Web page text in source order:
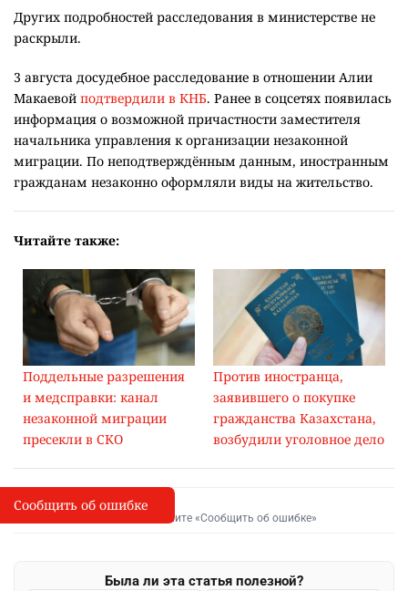
Других подробностей расследования в министерстве не
раскрыли.
3 августа досудебное расследование в отношении Алии
Макаевой подтвердили в КНБ. Ранее в соцсетях появилась
информация о возможной причастности заместителя
начальника управления к организации незаконной
миграции. По неподтверждённым данным, иностранным
гражданам незаконно оформляли виды на жительство.
Читайте также:
Поддельные разрешения
и медсправки: канал
незаконной миграции
пресекли в СКО
Против иностранца,
заявившего о покупке
гражданства Казахстана,
возбудили уголовное дело
I
Сообщить об опечатке
Выделите фрагмент и нажмите «Сообщить об ошибке»
Была ли эта статья полезной?
Сообщить об ошибке